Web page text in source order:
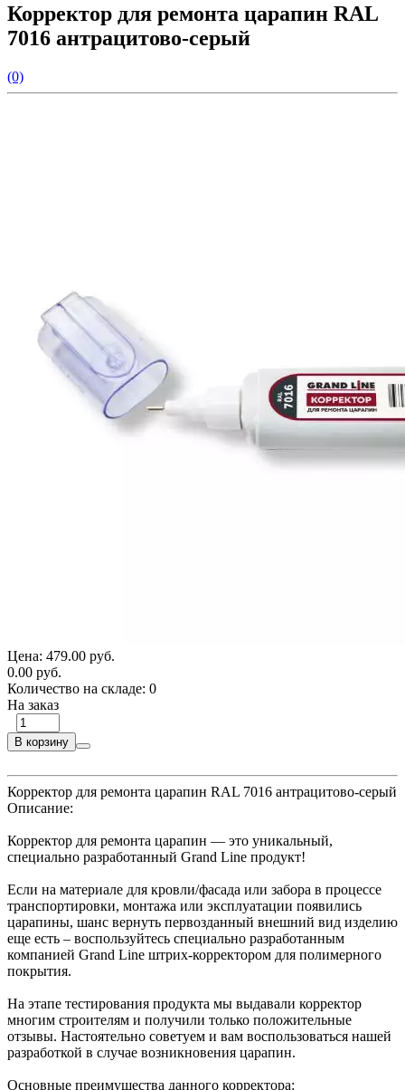
Корректор для ремонта царапин RAL
7016 антрацитово-серый
(0)
Цена: 479.00 руб.
0.00 руб.
Количество на складе: 0
На заказ
В корзину
Корректор для ремонта царапин RAL 7016 антрацитово-серый
Описание:
Корректор для ремонта царапин — это уникальный,
специально разработанный Grand Line продукт!
Если на материале для кровли/фасада или забора в процессе
транспортировки, монтажа или эксплуатации появились
царапины, шанс вернуть первозданный внешний вид изделию
еще есть – воспользуйтесь специально разработанным
компанией Grand Line штрих-корректором для полимерного
покрытия.
На этапе тестирования продукта мы выдавали корректор
многим строителям и получили только положительные
отзывы. Настоятельно советуем и вам воспользоваться нашей
разработкой в случае возникновения царапин.
Основные преимущества данного корректора: